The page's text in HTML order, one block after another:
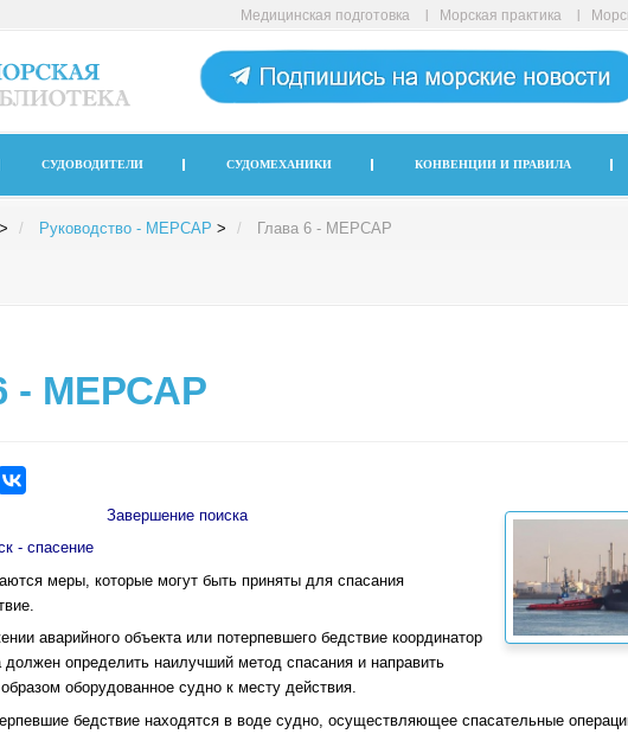
Медицинская подготовка Морская практика
СУДОВОДИТЕЛИ СУДОМЕХАНИКИ КОНВЕНЦИИ И ПРАВИЛА
> Руководство - МЕРСАР > Глава 6 - МЕРСАР
- МЕРСАР
Завершение поиска
- спасение
меры, которые могут быть приняты для спасания
аварийного объекта или потерпевшего бед­ствие координатор
должен определить наилучший метод спасания и направить
оборудованное судно к месту действия.
бедствие находятся в воде судно, осуществляющее спасательные